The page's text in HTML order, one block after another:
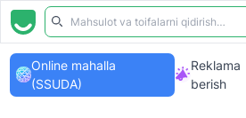
Online mahalla
(SSUDA)
Reklama
berish